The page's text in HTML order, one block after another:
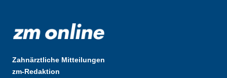
Zahnärztliche Mitteilungen
zm-Redaktion